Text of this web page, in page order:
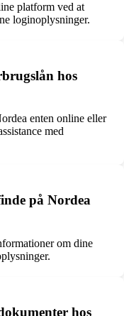
platform ved at
loginoplysninger.
hos
enten online eller
med
på Nordea
om dine
hos